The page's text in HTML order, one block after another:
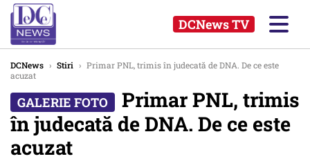
DCNews TV
DCNews › Stiri › Primar PNL, trimis în judecată de DNA. De ce este
acuzat
Primar PNL, trimis
în judecată de DNA. De ce este
acuzat